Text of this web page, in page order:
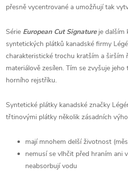
přesně vycentrované a umožňují tak
Série European Cut Signature je dalším
syntetických plátků kanadské firmy
charakteristické trochu kratším a širším
materiálově zesílen. Tím se zvyšuje
horního rejstříku.
Syntetické plátky kanadské značky
třtinovými plátky několik zásadních
mají mnohem delší životnost
nemusí se vlhčit před hraním ani
neabsorbují vodu